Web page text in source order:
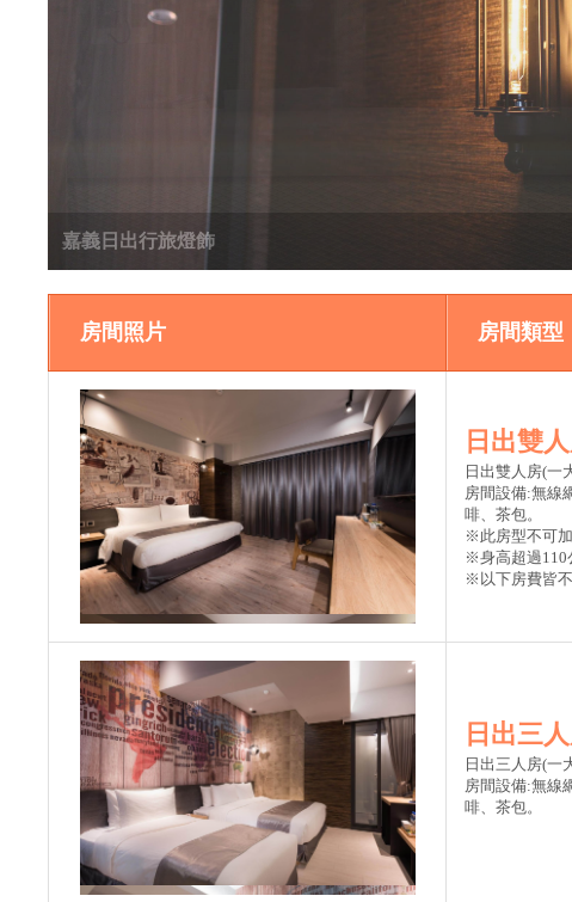
嘉義日出行旅櫃台
房間照片 房間類型
日出雙
日出雙人房(一
房間設備:無線
啡、茶包。
※此房型不可加
※身高超過110
※以下房費皆不
日出三
日出三人房(一
房間設備:無線
啡、茶包。